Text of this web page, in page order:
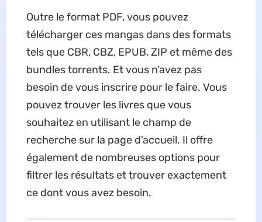
Outre le format PDF, vous pouvez
télécharger ces mangas dans des formats
tels que CBR, CBZ, EPUB, ZIP et même des
bundles torrents. Et vous n'avez pas
besoin de vous inscrire pour le faire. Vous
pouvez trouver les livres que vous
souhaitez en utilisant le champ de
recherche sur la page d'accueil. Il offre
également de nombreuses options pour
filtrer les résultats et trouver exactement
ce dont vous avez besoin.